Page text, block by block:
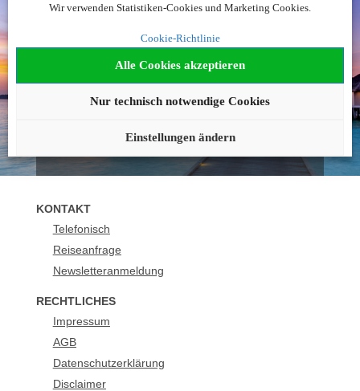
Wir verwenden Statistiken-Cookies und Marketing Cookies.
Cookie-Richtlinie
Alle Cookies akzeptieren
Nur technisch notwendige Cookies
Einstellungen ändern
Noch nicht fündig
geworden?
Wir beraten Sie gerne!
040 - 42236 1237
buchung@urlaubsplus.de
KONTAKT
Telefonisch
Reiseanfrage
Newsletteranmeldung
RECHTLICHES
Impressum
AGB
Datenschutzerklärung
Disclaimer